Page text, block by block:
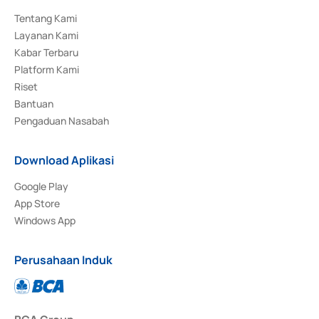
Tentang Kami
Layanan Kami
Kabar Terbaru
Platform Kami
Riset
Bantuan
Pengaduan Nasabah
Download Aplikasi
Google Play
App Store
Windows App
Perusahaan Induk